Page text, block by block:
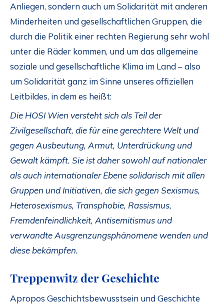
Anliegen, sondern auch um Solidarität mit anderen
Minderheiten und gesellschaftlichen Gruppen, die
durch die Politik einer rechten Regierung sehr wohl
unter die Räder kommen, und um das allgemeine
soziale und gesellschaftliche Klima im Land – also
um Solidarität ganz im Sinne unseres offiziellen
Leitbildes, in dem es heißt:
Die HOSI Wien versteht sich als Teil der
Zivilgesellschaft, die für eine gerechtere Welt und
gegen Ausbeutung, Armut, Unterdrückung und
Gewalt kämpft. Sie ist daher sowohl auf nationaler
als auch internationaler Ebene solidarisch mit allen
Gruppen und Initiativen, die sich gegen Sexismus,
Heterosexismus, Transphobie, Rassismus,
Fremdenfeindlichkeit, Antisemitismus und
verwandte Ausgrenzungsphänomene wenden und
diese bekämpfen.
Treppenwitz der Geschichte
Apropos Geschichtsbewusstsein und Geschichte